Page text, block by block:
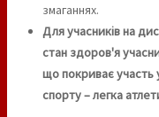
змаганнях.
Для учасників на
стан здоров'я
що покриває участь
спорту – легка